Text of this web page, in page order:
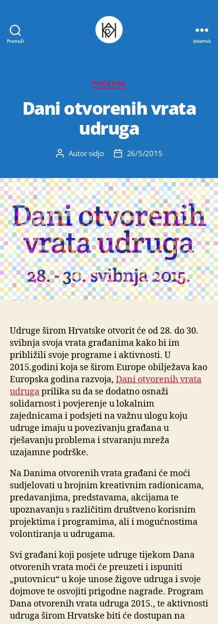
Pretraži Izbornik
Kategorije
POČETNA
Dani otvorenih vrata
udruga
AutorAutor sidjo
Datum
26/5/2015
Udruge širom Hrvatske otvorit će od 28. do 30.
svibnja svoja vrata građanima kako bi im
približili svoje programe i aktivnosti. U
2015.godini koja se širom Europe obilježava kao
Europska godina razvoja, Dani otvorenih vrata
udrugaprilika su da se dodatno osnaži
solidarnost i povjerenje u lokalnim
zajednicama i podsjeti na važnu ulogu koju
udruge imaju u povezivanju građana u
rješavanju problema i stvaranju mreža
uzajamne podrške.
Na Danima otvorenih vrata građani će moći
sudjelovati u brojnim kreativnim radionicama,
predavanjima, predstavama, akcijama te
upoznavanju s različitim društveno korisnim
projektima i programima, ali i mogućnostima
volontiranja u udrugama.
Svi građani koji posjete udruge tijekom Dana
otvorenih vrata moći će preuzeti i ispuniti
„putovnicu“ u koje unose žigove udruga i svoje
dojmove te osvojiti prigodne nagrade. Program
Dana otvorenih vrata udruga 2015., te aktivnosti
udruga širom Hrvatske biti će dostupan na